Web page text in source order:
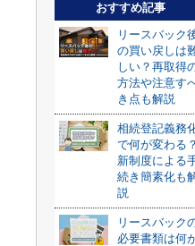
おすすめ記事
リースバック
の買い戻しは
しい？再取得
方法や注意す
き点も解説
相続登記義務
で何が変わる？
新制度による
続き簡素化も
説
リースバック
必要書類は何